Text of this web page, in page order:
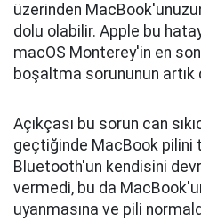
üzerinden
dolu olabilir. Apple bu
macOS Monterey'in en
boşaltma sorununun
Açıkçası bu sorun can
geçtiğinde MacBook pilini
Bluetooth'un kendisini
vermedi, bu da
uyanmasına ve pili